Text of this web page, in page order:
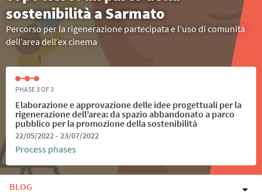
sostenibilità a Sarmato
Percorso per la rigenerazione partecipata e l’uso di comunità
dell’area dell’ex cinema
PHASE 3 OF 3
Elaborazione e approvazione delle idee progettuali per la
rigenerazione dell’area: da spazio abbandonato a parco
pubblico per la promozione della sostenibilità
22/05/2022 - 23/07/2022
Process phases
BLOG